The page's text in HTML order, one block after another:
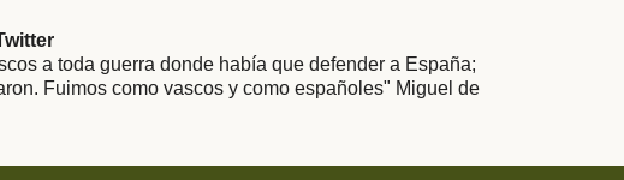
a toda guerra donde había que defender a España;
Fuimos como vascos y como españoles" Miguel de